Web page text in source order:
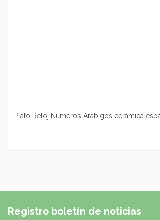
Plato Reloj Números Arábigos cerámica
Registro boletín de noticias